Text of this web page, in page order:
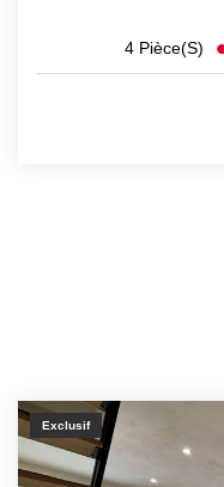
4 Pièce(s)
Exclusif